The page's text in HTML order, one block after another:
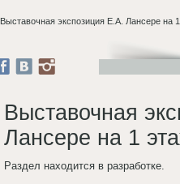
Выставочная экспозиция Е.А. Лансере на
Выставочная
Лансере на 1
Раздел находится в разработке.